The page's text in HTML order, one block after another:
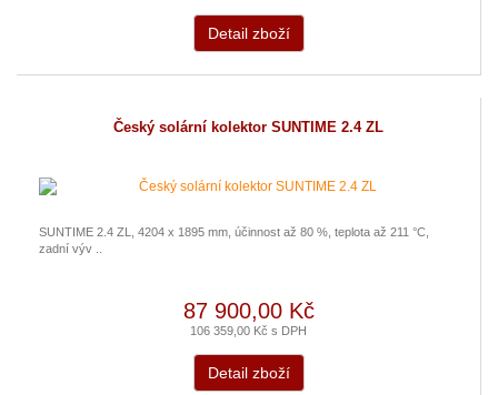
Detail zboží
Český solární kolektor SUNTIME 2.4 ZL
SUNTIME 2.4 ZL, 4204 x 1895 mm, účinnost až 80 %, teplota až 211 °C,
zadní výv ..
87 900,00 Kč
106 359,00 Kč s DPH
Detail zboží